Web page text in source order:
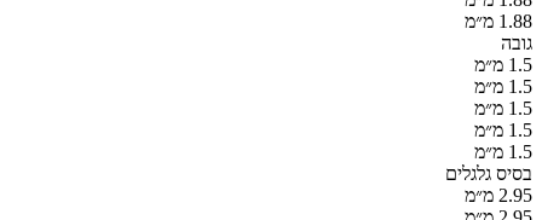
1.88 מ״מ
גובה
1.5 מ״מ
1.5 מ״מ
1.5 מ״מ
1.5 מ״מ
1.5 מ״מ
בסיס גלגלים
2.95 מ״מ